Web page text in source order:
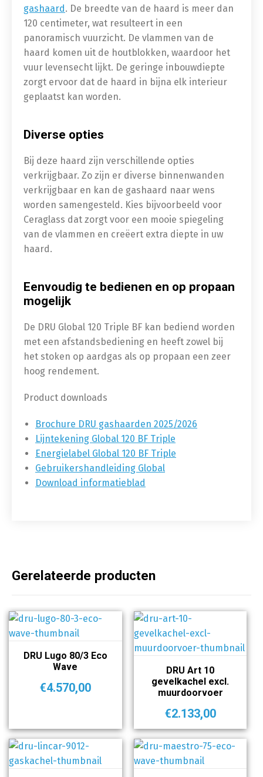
gashaard. De breedte van de haard is meer dan
120 centimeter, wat resulteert in een
panoramisch vuurzicht. De vlammen van de
haard komen uit de houtblokken, waardoor het
vuur levensecht lijkt. De geringe inbouwdiepte
zorgt ervoor dat de haard in bijna elk interieur
geplaatst kan worden.
Diverse opties
Bij deze haard zijn verschillende opties
verkrijgbaar. Zo zijn er diverse binnenwanden
verkrijgbaar en kan de gashaard naar wens
worden samengesteld. Kies bijvoorbeeld voor
Ceraglass dat zorgt voor een mooie spiegeling
van de vlammen en creëert extra diepte in uw
haard.
Eenvoudig te bedienen en op propaan
mogelijk
De DRU Global 120 Triple BF kan bediend worden
met een afstandsbediening en heeft zowel bij
het stoken op aardgas als op propaan een zeer
hoog rendement.
Product downloads
Brochure DRU gashaarden 2025/2026
Lijntekening Global 120 BF Triple
Energielabel Global 120 BF Triple
Gebruikershandleiding Global
Download informatieblad
Gerelateerde producten
DRU Lugo 80/3 Eco
Wave
€4.570,00
DRU Art 10
gevelkachel excl.
muurdoorvoer
€2.133,00